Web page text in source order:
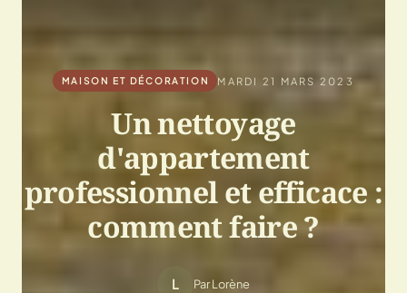
MAISON ET DÉCORATION MARDI 21 MARS 2023
Un nettoyage
d'appartement
professionnel et efficace :
comment faire ?
L Par Lorène